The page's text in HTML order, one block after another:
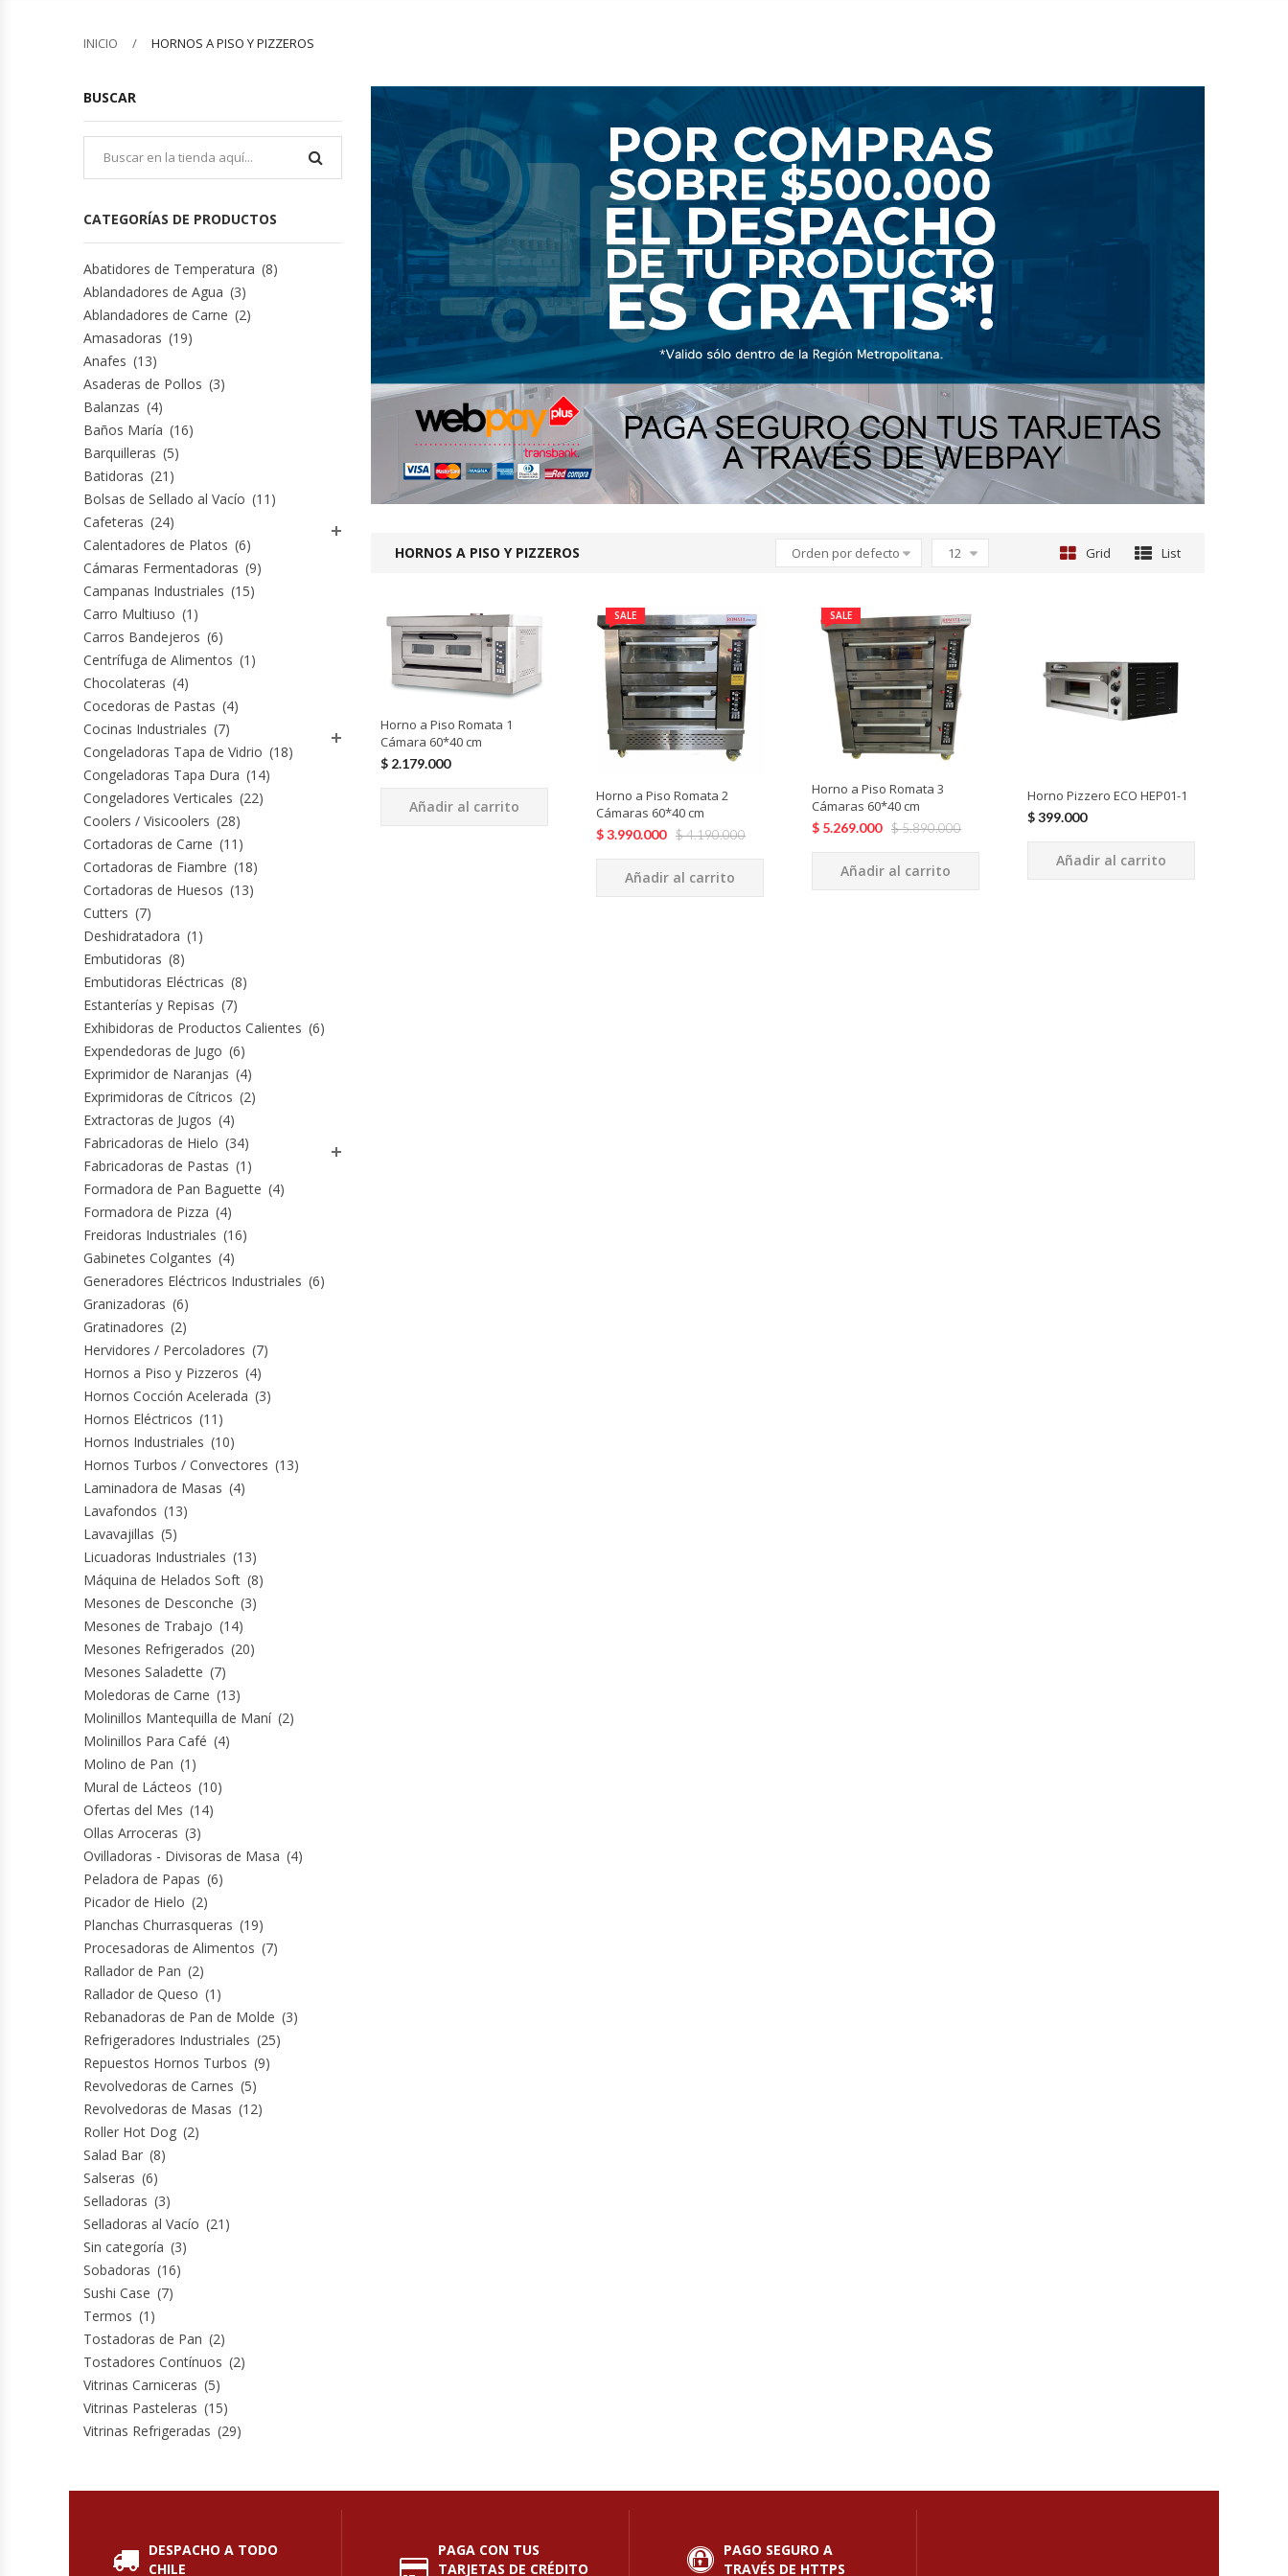
Calentadores De Platos
Cámaras Fermentadoras
Campanas Industriales
Carros Bandejeros
Cocedoras De Pastas
Cocinas Industriales
Encimeras Eléctricas
Congeladoras Tapa De Vidrio
Congeladoras Tapa Dura
Congeladores Verticales
Coolers / Visicoolers
Cortadoras De Fiambre
Cortadoras De Huesos
Dispensadores De Salsas
Embutidoras
Estanterías Y Repisas
Exhibidoras De Productos Calientes
Expendedoras De Jugo
Exprimidor De Naranjas
Exprimidoras De Cítricos
Extractoras De Jugos
Fabricadoras De Hielo
Formadora De Pizza
Freidoras Industriales
Granizadoras
Hervidores / Percoladores
Hornos A Piso Y Pizzeros
Hornos Cocción Acelerada
Hornos Eléctricos
Hornos Turbos / Convectores
Hornos Industriales
Laminadora De Masas
Lavafondos
Lavavajillas
Licuadoras Industriales
Mesones De Trabajo
Mesones Refrigerados
Mesones Saladette
Módulos De Acero Inoxidable
Moledoras De Carne
Molinillos Para Café
Mural De Lácteos
Ofertas Del Mes
Ollas Arroceras
INICIO HORNOS A PISO Y PIZZEROS
HORNOS A PISO Y PIZZEROS Orden por defecto 12 Grid List
Horno a Piso Romata 1
Cámara 60*40 cm
$ 2.179.000
Añadir al carrito
SALE
Horno a Piso Romata 2
Cámaras 60*40 cm
$4.190.000
$3.990.000
Añadir al carrito
SALE
Horno a Piso Romata 3
Cámaras 60*40 cm
$5.890.000
$ 5.269.000
Añadir al carrito
Horno Pizzero ECO HEP01-1
$399.000
Añadir al carrito
BUSCAR
CATEGORÍAS DE PRODUCTOS
Abatidores de Temperatura (8)
Ablandadores de Agua (3)
Ablandadores de Carne (2)
Amasadoras (19)
Anafes (13)
Asaderas de Pollos (3)
Balanzas (4)
Baños María (16)
Barquilleras (5)
Batidoras (21)
Bolsas de Sellado al Vacío (11)
Cafeteras (24)
Calentadores de Platos (6)
Cámaras Fermentadoras (9)
Campanas Industriales (15)
Carro Multiuso (1)
Carros Bandejeros (6)
Centrífuga de Alimentos (1)
Chocolateras (4)
Cocedoras de Pastas (4)
Cocinas Industriales (7)
Congeladoras Tapa de Vidrio (18)
Congeladoras Tapa Dura (14)
Congeladores Verticales (22)
Coolers / Visicoolers (28)
Cortadoras de Carne (11)
Cortadoras de Fiambre (18)
Cortadoras de Huesos (13)
Cutters (7)
Deshidratadora (1)
Embutidoras (8)
Embutidoras Eléctricas (8)
Estanterías y Repisas (7)
Exhibidoras de Productos Calientes (6)
Expendedoras de Jugo (6)
Exprimidor de Naranjas (4)
Exprimidoras de Cítricos (2)
Extractoras de Jugos (4)
Fabricadoras de Hielo (34)
Fabricadoras de Pastas (1)
Formadora de Pan Baguette (4)
Formadora de Pizza (4)
Freidoras Industriales (16)
Gabinetes Colgantes (4)
Generadores Eléctricos Industriales (6)
Granizadoras (6)
Gratinadores (2)
Hervidores / Percoladores (7)
Hornos a Piso y Pizzeros (4)
Hornos Cocción Acelerada (3)
Hornos Eléctricos (11)
Hornos Industriales (10)
Hornos Turbos / Convectores (13)
Laminadora de Masas (4)
Lavafondos (13)
Lavavajillas (5)
Licuadoras Industriales (13)
Máquina de Helados Soft (8)
Mesones de Desconche (3)
Mesones de Trabajo (14)
Mesones Refrigerados (20)
Mesones Saladette (7)
Moledoras de Carne (13)
Molinillos Mantequilla de Maní (2)
Molinillos Para Café (4)
Molino de Pan (1)
Mural de Lácteos (10)
Ofertas del Mes (14)
Ollas Arroceras (3)
Ovilladoras - Divisoras de Masa (4)
Peladora de Papas (6)
Picador de Hielo (2)
Planchas Churrasqueras (19)
Procesadoras de Alimentos (7)
Rallador de Pan (2)
Rallador de Queso (1)
Rebanadoras de Pan de Molde (3)
Refrigeradores Industriales (25)
Repuestos Hornos Turbos (9)
Revolvedoras de Carnes (5)
Revolvedoras de Masas (12)
Roller Hot Dog (2)
Salad Bar (8)
Salseras (6)
Selladoras (3)
Selladoras al Vacío (21)
Sin categoría (3)
Sobadoras (16)
Sushi Case (7)
Termos (1)
Tostadoras de Pan (2)
Tostadores Contínuos (2)
Vitrinas Carniceras (5)
Vitrinas Pasteleras (15)
Vitrinas Refrigeradas (29)
DESPACHO A TODO
CHILE
PAGA CON TUS
TARJETAS DE CRÉDITO
PAGO SEGURO A
TRAVÉS DE HTTPS